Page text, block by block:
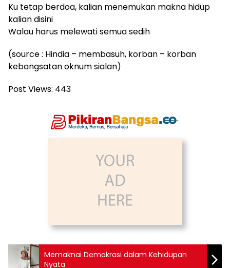
Ku tetap berdoa, kalian menemukan makna hidup
kalian disini
Walau harus melewati semua sedih
(source : Hindia – membasuh, korban – korban
kebangsatan oknum sialan)
Post Views: 443
Memaknai Demokrasi dalam Kehidupan
Nyata